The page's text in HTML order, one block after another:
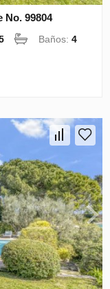
No. 99804
Baños:4